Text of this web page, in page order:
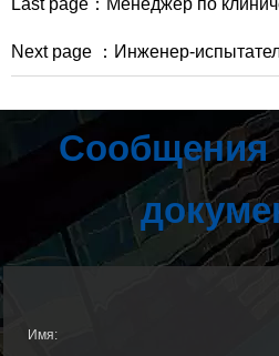
Next page ： Инженер-
Сообщения